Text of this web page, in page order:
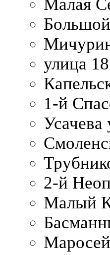
Малая
улица
1-й
Усачева
2-й
Малый